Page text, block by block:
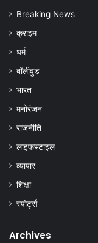
Breaking News
क्राइम
धर्म
बॉलीवुड
भारत
मनोरंजन
राजनीति
लाइफस्टाइल
व्यापार
शिक्षा
स्पोर्ट्स
Archives